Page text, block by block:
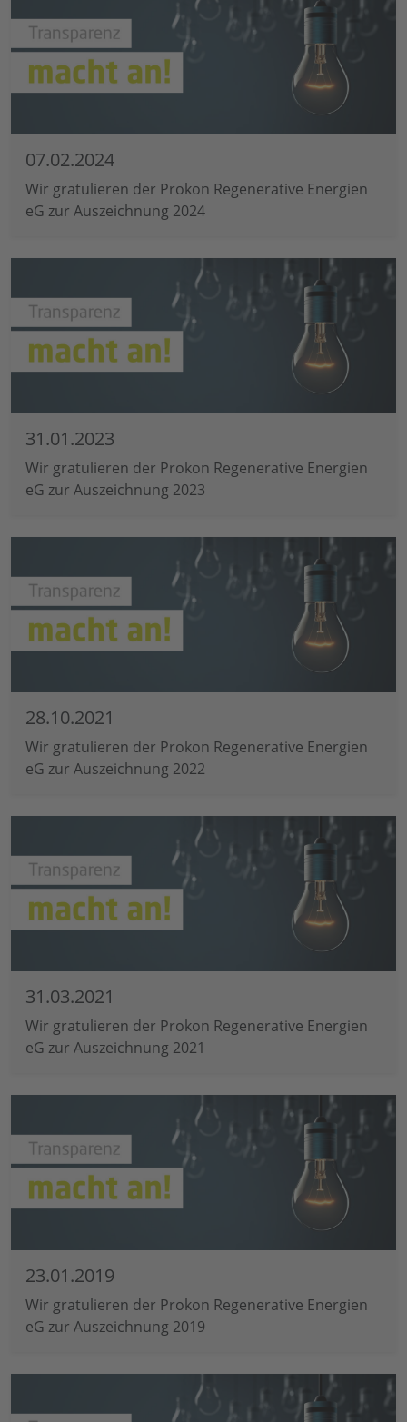
07.02.2024
Wir gratulieren der Prokon Regenerative Energien
eG zur Auszeichnung 2024
31.01.2023
Wir gratulieren der Prokon Regenerative Energien
eG zur Auszeichnung 2023
28.10.2021
Wir gratulieren der Prokon Regenerative Energien
eG zur Auszeichnung 2022
31.03.2021
Wir gratulieren der Prokon Regenerative Energien
eG zur Auszeichnung 2021
23.01.2019
Wir gratulieren der Prokon Regenerative Energien
eG zur Auszeichnung 2019